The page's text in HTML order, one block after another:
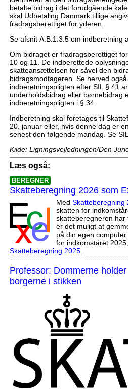
betalte bidrag i det forudgående
skal Udbetaling Danmark tillige
fradragsberettiget for yderen.
Se afsnit A.B.1.3.5 om indberetning
Om bidraget er fradragsberettiget
10 og 11. De indberettede
skatteansættelsen for såvel den
bidragsmodtageren. Se herved
indberetningspligten efter SIL § 41
underholdsbidrag eller børnebidrag
indberetningspligten i § 34.
Indberetning skal foretages til
20. januar eller, hvis denne dag er
senest den følgende mandag. Se
Kilde: Ligningsvejledningen/Den
Læs også:
BEREGNER
Skatteberegning 2026 som
Med Skatteberegning
skatten for
skatteberegneren har
er det muligt at
på din egen
for indkomståret
Skatteberegning 2025.
Professor: Dommerne
borgerne i stikken